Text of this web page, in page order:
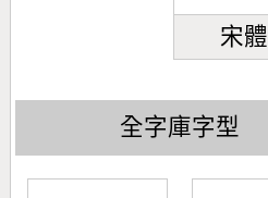
宋體
全字庫字型